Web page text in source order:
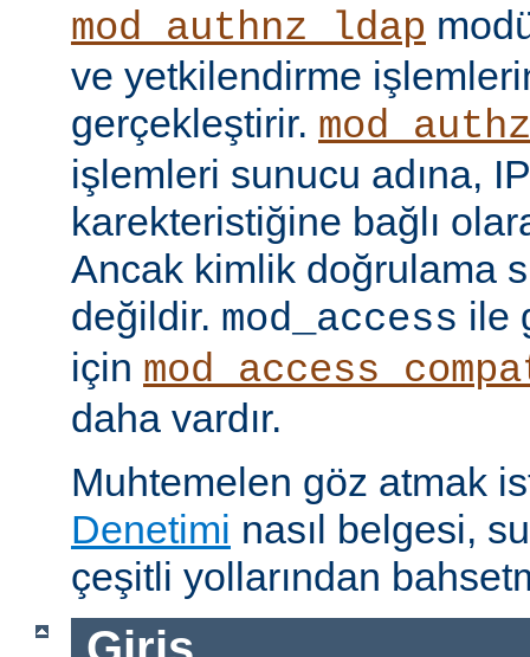
mod_authnz_ldap
ve yetkilendirme
gerçekleştirir.
işlemleri sunucu adına,
karekteristiğine bağlı
Ancak kimlik doğrulama
değildir. mod_access ile
için
daha vardır.
Muhtemelen göz atmak
Denetimi nasıl belgesi,
çeşitli yollarından